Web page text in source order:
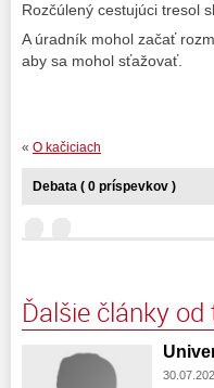
Rozčúlený cestujúci tresol
A úradník mohol začať
aby sa mohol sťažovať.
« O kačiciach
Debata ( 0 príspevkov )
Ďalšie články